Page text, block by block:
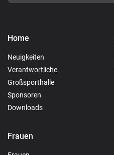
Home
Neuigkeiten
Verantwortliche
Großsporthalle
Sponsoren
Downloads
Frauen